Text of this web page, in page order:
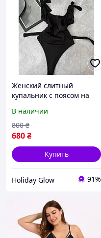
Женский слитный
купальник с поясом на
В наличии
680₴
800 ₴
Купить
Holiday Glow 91%